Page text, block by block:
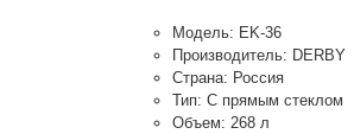
Модель: EK-36
Производитель: DERBY
Страна: Россия
Тип: С прямым стеклом
Объем: 268 л